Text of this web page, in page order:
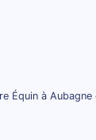
Équin à